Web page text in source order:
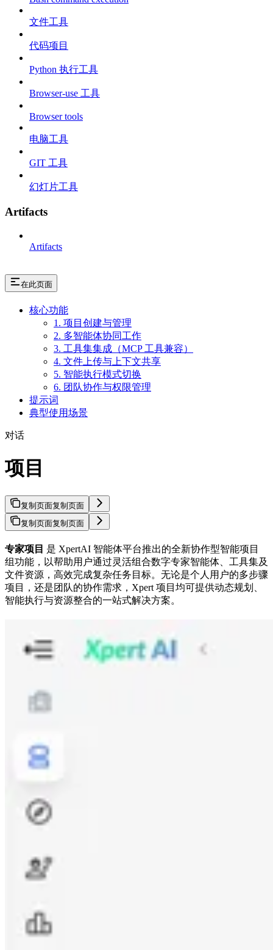
文件工具
代码项目
Python 执行工具
Browser-use 工具
Browser tools
电脑工具
GIT 工具
幻灯片工具
Artifacts
Artifacts
在此页面
核心功能
1. 项目创建与管理
2. 多智能体协同工作
3. 工具集集成（MCP 工具兼容）
4. 文件上传与上下文共享
5. 智能执行模式切换
6. 团队协作与权限管理
提示词
典型使用场景
对话
项目
复制页面复制页面
复制页面复制页面
专家项目 是 XpertAI 智能体平台推出的全新协作型智能项目
组功能，以帮助用户通过灵活组合数字专家智能体、工具集及
文件资源，高效完成复杂任务目标。无论是个人用户的多步骤
项目，还是团队的协作需求，Xpert 项目均可提供动态规划、
智能执行与资源整合的一站式解决方案。